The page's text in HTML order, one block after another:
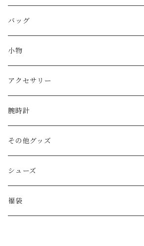
FENDI
miu miu
Martin Margiela
Yves Saint Laurent
GAULTIER
HYSTERIC GLAMOUR
BALENCIAGA
バッグ
ショルダーバッグ
ハンド/トートバッグ
リュック
その他バッグ
小物
帽子
ベルト
財布
キーケース
ポーチ
アクセサリー
ネックレス
ブレスレット
リング
その他アクセサリー
腕時計
その他グッズ
シューズ
福袋